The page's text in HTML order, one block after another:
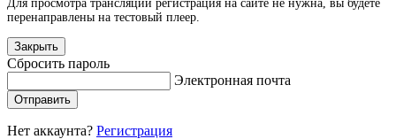
Для просмотра трансляции регистрация на сайте не нужна, вы будете
перенаправлены на тестовый плеер.
Закрыть
Сбросить пароль
Электронная почта
Отправить
Нет аккаунта? Регистрация